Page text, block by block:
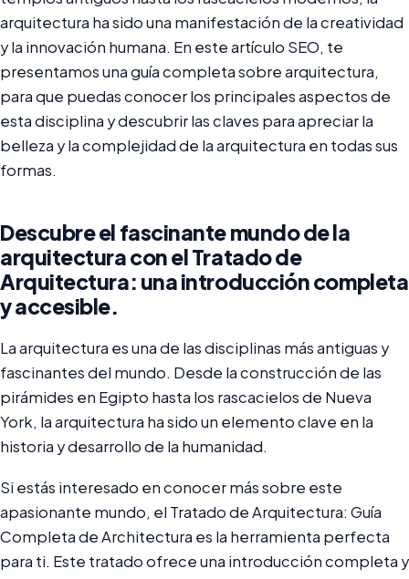
arquitectura ha sido una manifestación de la creatividad
y la innovación humana. En este artículo SEO, te
presentamos una guía completa sobre arquitectura,
para que puedas conocer los principales aspectos de
esta disciplina y descubrir las claves para apreciar la
belleza y la complejidad de la arquitectura en todas sus
formas.
Descubre el fascinante mundo de la
arquitectura con el Tratado de
Arquitectura: una introducción completa
y accesible.
La arquitectura es una de las disciplinas más antiguas y
fascinantes del mundo. Desde la construcción de las
pirámides en Egipto hasta los rascacielos de Nueva
York, la arquitectura ha sido un elemento clave en la
historia y desarrollo de la humanidad.
Si estás interesado en conocer más sobre este
apasionante mundo, el Tratado de Arquitectura: Guía
Completa de Architectura es la herramienta perfecta
para ti. Este tratado ofrece una introducción completa y